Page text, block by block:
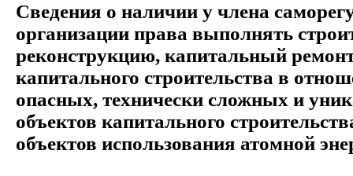
Сведения о наличии у члена
организации права выполнять
реконструкцию, капитальный
капитального строительства в
опасных, технически сложных и
объектов капитального
объектов использования атомной